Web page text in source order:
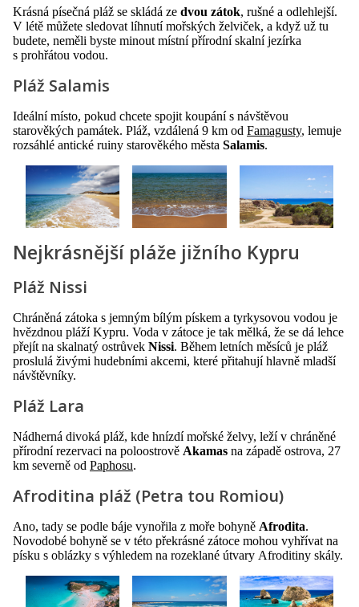
Krásná písečná pláž se skládá ze dvou zátok, rušné a odlehlejší.
V létě můžete sledovat líhnutí mořských želviček, a když už tu
budete, neměli byste minout místní přírodní skalní jezírka
s prohřátou vodou.
Pláž Salamis
Ideální místo, pokud chcete spojit koupání s návštěvou
starověkých památek. Pláž, vzdálená 9 km od Famagusty, lemuje
rozsáhlé antické ruiny starověkého města Salamis.
Nejkrásnější pláže jižního Kypru
Pláž Nissi
Chráněná zátoka s jemným bílým pískem a tyrkysovou vodou je
hvězdnou pláží Kypru. Voda v zátoce je tak mělká, že se dá lehce
přejít na skalnatý ostrůvek Nissi. Během letních měsíců je pláž
proslulá živými hudebními akcemi, které přitahují hlavně mladší
návštěvníky.
Pláž Lara
Nádherná divoká pláž, kde hnízdí mořské želvy, leží v chráněné
přírodní rezervaci na poloostrově Akamas na západě ostrova, 27
km severně od Paphosu.
Afroditina pláž (Petra tou Romiou)
Ano, tady se podle báje vynořila z moře bohyně Afrodita.
Novodobé bohyně se v této překrásné zátoce mohou vyhřívat na
písku s oblázky s výhledem na rozeklané útvary Afroditiny skály.